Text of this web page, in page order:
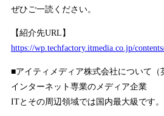
ぜひご一読ください。
【紹介先URL】
https://wp.techfactory.itmedia.co.jp/
■アイティメディア株式会社について（
インターネット専業のメディア企業
ITとその周辺領域では国内最大級です。